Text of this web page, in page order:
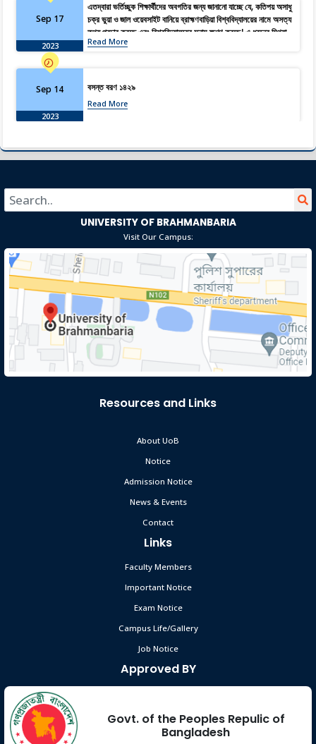
Sep 17
2023
এতদ্বারা ভর্তিচ্ছুক শিক্ষার্থীদের অবগতির জন্য জানানো যাচ্ছে যে, কতিপয় অসাধু
চক্র ভুয়া ও জাল ওয়েবসাইট বানিয়ে ব্রাহ্মণবাড়িয়া বিশ্ববিদ্যালয়ের নামে অসত্য
তথ্য প্রচার করছে এবং বিশ্ববিদ্যালয়ের সুনাম ক্ষুণ্ণ করছে। এ ধরনের মিথ্যা,
বানোয়াট ও বিভ্রান্তিমূলক তথ্য হতে সজাগ থাকার জন্য সকল শিক্ষার্থী ও
Read More
Sep 14
2023
বসন্ত বরণ ১৪২৯
Read More
Sep 14
2023
বসন্ত বরণ ১৪২৯
UNIVERSITY OF BRAHMANBARIA
Visit Our Campus:
Resources and Links
About UoB
Notice
Admission Notice
News & Events
Contact
Links
Faculty Members
Important Notice
Exam Notice
Campus Life/Gallery
Job Notice
Approved BY
Govt. of the Peoples Repulic of
Bangladesh